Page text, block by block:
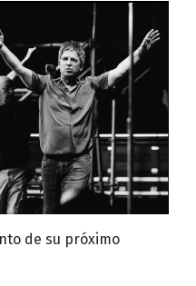
de su próximo